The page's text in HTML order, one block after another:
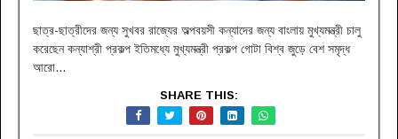
ছাত্র-ছাত্রীদের জন্য সুখবর রাজ্যের অল্পবয়সী কন্যাদের জন্য বাংলায় মুখ্যমন্ত্রী চালু
করেছেন কন্যাশ্রী প্রকল্প ইতিমধ্যে মুখ্যমন্ত্রী প্রকল্প গোটা বিশ্ব জুড়ে বেশ সমৃদ্ধ
আরো...
SHARE THIS: